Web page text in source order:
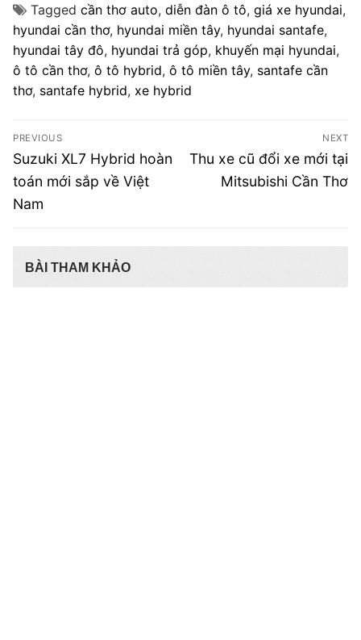
Tagged cần thơ auto, diễn đàn ô tô, giá xe hyundai,
hyundai cần thơ, hyundai miền tây, hyundai santafe,
hyundai tây đô, hyundai trả góp, khuyến mại hyundai,
ô tô cần thơ, ô tô hybrid, ô tô miền tây, santafe cần
thơ, santafe hybrid, xe hybrid
Điều
hướng
bài
viết
PREVIOUS
Previous
post:
Suzuki XL7 Hybrid hoàn
toán mới sắp về Việt
Nam
NEXT
Next
Thu xe cũ đổi xe mới tại
Mitsubishi Cần Thơ
BÀI THAM KHẢO